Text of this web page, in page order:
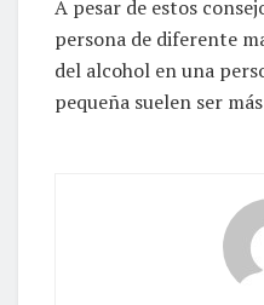
A pesar de estos
persona de diferente
del alcohol en una
pequeña suelen ser